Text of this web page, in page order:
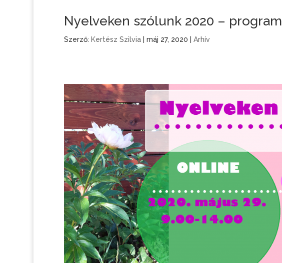
Nyelveken szólunk 2020 – program
Szerző: Kertész Szilvia| máj 27, 2020 Arhív